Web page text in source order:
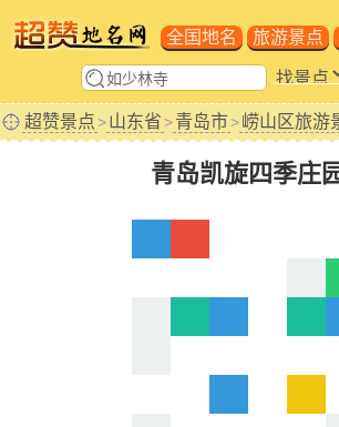
全国地名 旅游景点
超赞景点>山东省>青岛市>崂山区旅游
青岛凯旋四季庄